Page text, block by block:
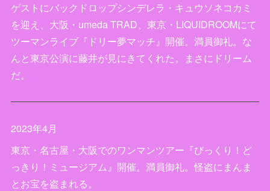
ゲストにバックドロップシンデレラ・キュウソネコカミ
を迎え、大阪・umeda TRAD、東京・LIQUIDROOMにて
ツーマンライブ『ドリー夢マッチ』開催。満員御礼。な
んと東京公演に藤井が見にきてくれた。まさにドリーム
だ。
2023年4月
東京・名古屋・大阪でのワンマンツアー『びっくり！ど
っきり！ミュージアム』開催。満員御礼。怪盗にまんま
とお宝を盗まれる。